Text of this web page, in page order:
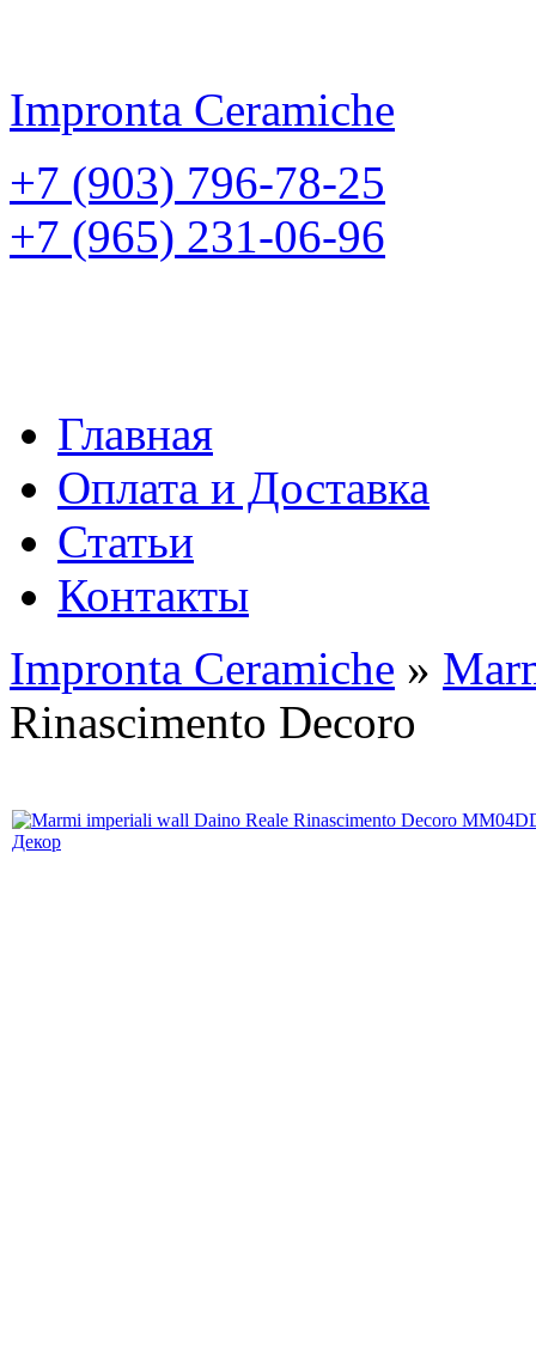
Impronta Ceramiche
+7 (903) 796-78-25
+7 (965) 231-06-96
Главная
Оплата и Доставка
Статьи
Контакты
Impronta Ceramiche »
Rinascimento Decoro